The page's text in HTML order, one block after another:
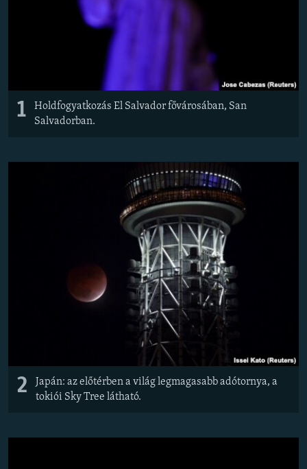
Valamennyi RFE/RL weboldal
1
Holdfogyatkozás El Salvador fővárosában, San
Salvadorban.
2
Japán: az előtérben a világ legmagasabb adótornya, a
tokiói Sky Tree látható.